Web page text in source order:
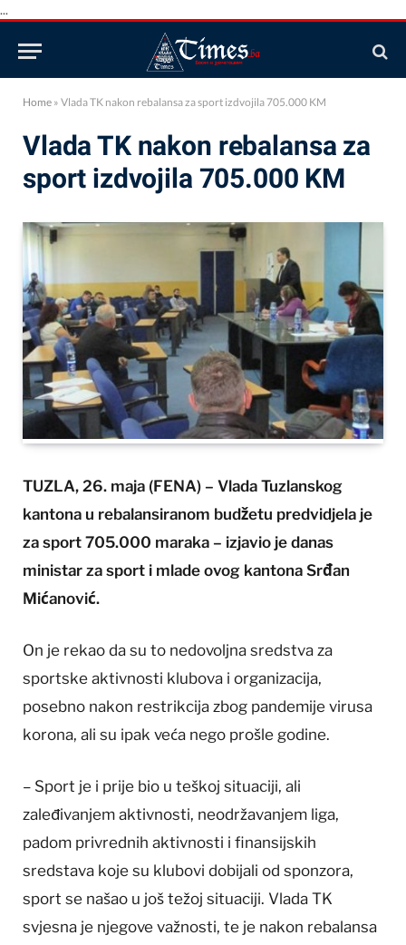
...
Home » Vlada TK nakon rebalansa za sport izdvojila 705.000 KM
Vlada TK nakon rebalansa za
sport izdvojila 705.000 KM
TUZLA, 26. maja (FENA) – Vlada Tuzlanskog
kantona u rebalansiranom budžetu predvidjela je
za sport 705.000 maraka – izjavio je danas
ministar za sport i mlade ovog kantona Srđan
Mićanović.
On je rekao da su to nedovoljna sredstva za
sportske aktivnosti klubova i organizacija,
posebno nakon restrikcija zbog pandemije virusa
korona, ali su ipak veća nego prošle godine.
– Sport je i prije bio u teškoj situaciji, ali
zaleđivanjem aktivnosti, neodržavanjem liga,
padom privrednih aktivnosti i finansijskih
sredstava koje su klubovi dobijali od sponzora,
sport se našao u još težoj situaciji. Vlada TK
svjesna je njegove važnosti, te je nakon rebalansa